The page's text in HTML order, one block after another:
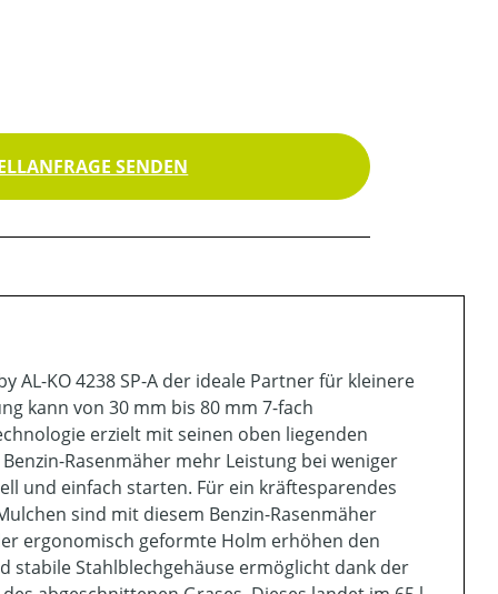
SENDEN
AL-KO 4238 SP-A der ideale Partner für kleinere
kann von 30 mm bis 80 mm 7-fach
erzielt mit seinen oben liegenden
Rasenmäher mehr Leistung bei weniger
und einfach starten. Für ein kräftesparendes
sind mit diesem Benzin-Rasenmäher
ergonomisch geformte Holm erhöhen den
stabile Stahlblechgehäuse ermöglicht dank der